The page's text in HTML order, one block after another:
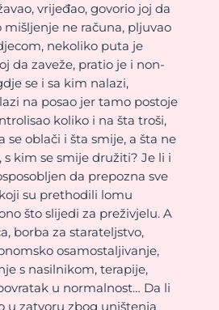
vrijeđao, govorio joj da
mišljenje ne računa, pljuvao
nekoliko puta je
da zaveže, pratio je i non-
se i sa kim nalazi,
na posao jer tamo postoje
koliko i na šta troši,
se oblači i šta smije, a šta ne
kim se smije družiti? Je li i
da prepozna sve
su prethodili lomu
što slijedi za preživjelu. A
borba za starateljstvo,
osamostaljivanje,
s nasilnikom, terapije,
u normalnost… Da li
u zatvoru zbog uništenja